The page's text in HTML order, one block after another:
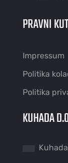
PRAVNI
Impressum
Politika
Politika
KUHADA